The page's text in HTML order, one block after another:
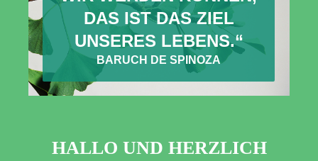
DAS IST DAS ZIEL
UNSERES LEBENS.“
BARUCH DE SPINOZA
HALLO UND HERZLICH